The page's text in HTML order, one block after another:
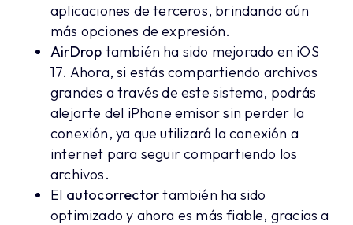
aplicaciones de terceros, brindando aún
más opciones de expresión.
AirDrop también ha sido mejorado en iOS
17. Ahora, si estás compartiendo archivos
grandes a través de este sistema, podrás
alejarte del iPhone emisor sin perder la
conexión, ya que utilizará la conexión a
internet para seguir compartiendo los
archivos.
El autocorrectortambién ha sido
optimizado y ahora es más fiable, gracias a